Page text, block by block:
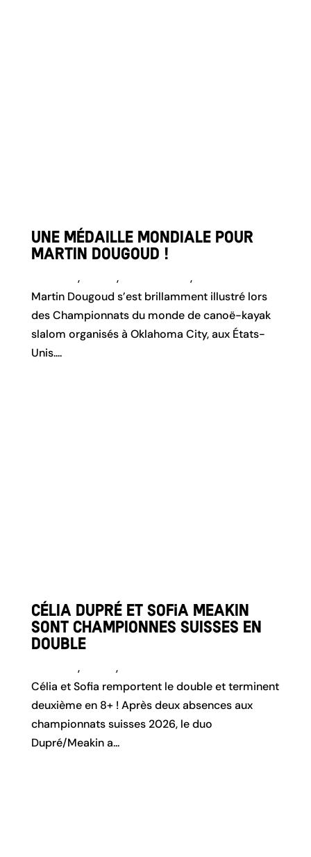
Une médaille mondiale pour
Martin Dougoud !
, , ,
Martin Dougoud s’est brillamment illustré lors
des Championnats du monde de canoë-kayak
slalom organisés à Oklahoma City, aux États-
Unis....
Célia Dupré et Sofia Meakin
sont championnes suisses en
double
, ,
Célia et Sofia remportent le double et terminent
deuxième en 8+ ! Après deux absences aux
championnats suisses 2026, le duo
Dupré/Meakin a...